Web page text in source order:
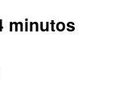
minutos